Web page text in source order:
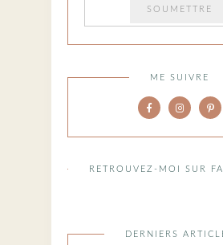
ME SUIVRE
RETROUVEZ-MOI SUR
DERNIERS